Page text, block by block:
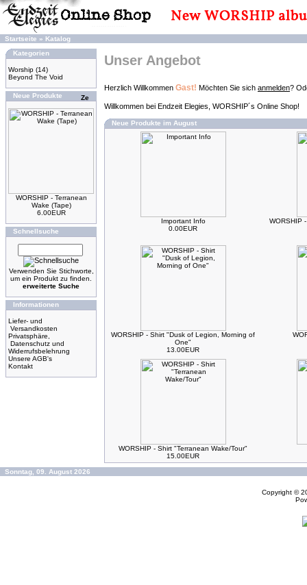
Startseite » Katalog
Kategorien
Worship (14)
Beyond The Void
Neue Produkte
WORSHIP - Terranean
Wake (Tape)
6.00EUR
Schnellsuche
Verwenden Sie Stichworte,
um ein Produkt zu finden.
erweiterte Suche
Informationen
Liefer- und
Versandkosten
Privatsphäre,
Datenschutz und
Widerrufsbelehrung
Unsere AGB's
Kontakt
Unser Angebot
Herzlich Willkommen Gast! Möchten Sie sich anmelden?
Willkommen bei Endzeit Elegies, WORSHIP´s Online Shop!
Neue Produkte im August
Important Info
0.00EUR
WORSHIP
WORSHIP - Shirt "Dusk of Legion, Morning of
One"
13.00EUR
WORSHIP - Shirt "Terranean Wake/Tour"
15.00EUR
Sonntag, 09. August 2026
Copyright ©